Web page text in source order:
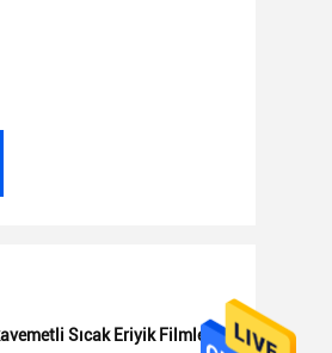
Sıcak Eriyik Filmler